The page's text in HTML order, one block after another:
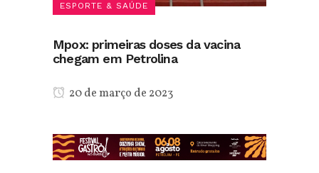
ESPORTE & SAÚDE
Mpox: primeiras doses da vacina
chegam em Petrolina
20 de março de 2023